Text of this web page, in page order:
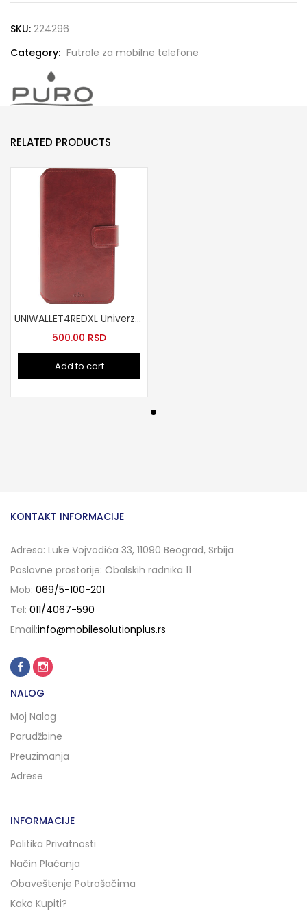
za
Samsung
Ultra
crna
SKU: 224296
Category: Futrole za mobilne telefone
RELATED PRODUCTS
UNIWALLET4REDXL Univerzalna maska XL CRVENA
500.00 RSD
Add to cart
KONTAKT INFORMACIJE
Adresa: Luke Vojvodića 33, 11090 Beograd, Srbija
Poslovne prostorije: Obalskih radnika 11
Mob: 069/5-100-201
Tel: 011/4067-590
Email:info@mobilesolutionplus.rs
NALOG
Moj Nalog
Porudžbine
Preuzimanja
Adrese
INFORMACIJE
Politika Privatnosti
Način Plaćanja
Obaveštenje Potrošačima
Kako Kupiti?